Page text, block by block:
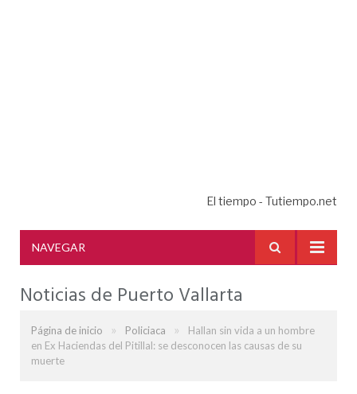
El tiempo - Tutiempo.net
NAVEGAR
Noticias de Puerto Vallarta
Página de inicio » Policiaca »
Hallan sin vida a un hombre
en Ex Haciendas del Pitillal: se desconocen las causas de su
muerte